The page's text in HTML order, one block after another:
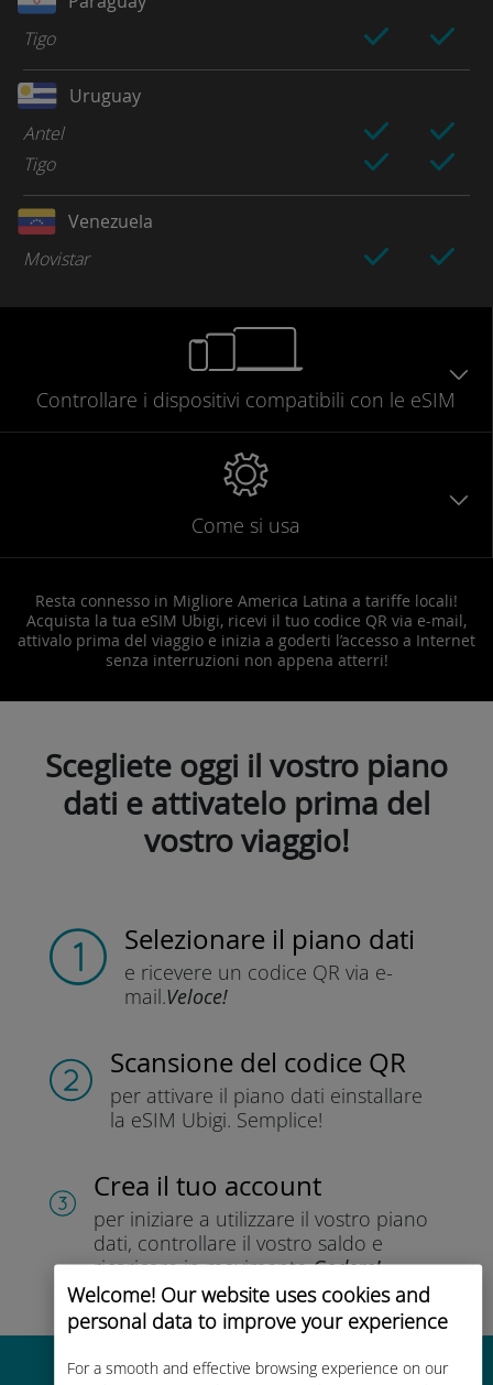
Welcome! Our website uses cookies and
personal data to improve your experience
For a smooth and effective browsing experience on our
Tigo
Uruguay
Antel
Tigo
Venezuela
Movistar
Controllare i dispositivi compatibili con le eSIM
Come si usa
Resta connesso in Migliore America Latina a tariffe locali!
Acquista la tua eSIM Ubigi, ricevi il tuo codice QR via e-mail,
attivalo prima del viaggio e inizia a goderti l’accesso a Internet
senza interruzioni non appena atterri!
Scegliete oggi il vostro piano
dati e attivatelo prima del
vostro viaggio!
Selezionare il piano dati
e ricevere un codice QR via e-
mail.Veloce!
Scansione del codice QR
per attivare il piano dati einstallare
la eSIM Ubigi. Semplice!
Crea il tuo account
per iniziare a utilizzare il vostro piano
dati, controllare il vostro saldo e
ricaricare in movimento.Godere!